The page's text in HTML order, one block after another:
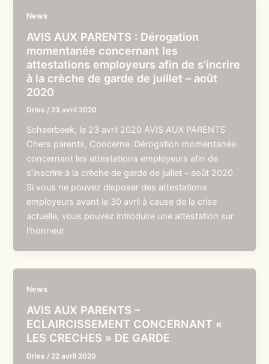
News
AVIS AUX PARENTS : Dérogation
momentanée concernant les
attestations employeurs afin de s’incrire
à la crèche de garde de juillet – août
2020
Driss / 23 avril 2020
Schaerbeek, le 23 avril 2020 AVIS AUX PARENTS
Chers parents, Concerne :Dérogation momentanée
concernant les attestations employeurs afin de
s’inscrire à la crèche de garde de juillet – août 2020
Si vous ne pouvez disposer des attestations
employeurs avant le 30 avril à cause de la crise
actuelle, vous pouvez introduire une attestation sur
l’honneur
News
AVIS AUX PARENTS –
ECLAIRCISSEMENT CONCERNANT «
LES CRECHES » DE GARDE
Driss / 22 avril 2020